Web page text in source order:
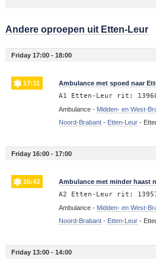
Andere oproepen uit Etten-Leur
Friday 17:00 - 18:00
17:31 Ambulance met spoed naar
A1 Etten-Leur rit:
Ambulance - Midden- en West-
Noord-Brabant- Etten-Leur-
Friday 16:00 - 17:00
16:43 Ambulance met minder haast
A2 Etten-Leur rit:
Ambulance - Midden- en West-
Noord-Brabant- Etten-Leur-
Friday 13:00 - 14:00